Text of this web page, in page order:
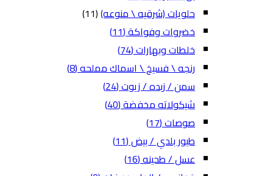
حلويات (شرقيه \ منوعه)(11)
خضروات وفواكة(11)
خلطات وبهارات(74)
رنجه \ فسيخ \ اسماك مملحه(8)
سمن / زبده / زيوت(24)
شيكولاته مخفضة(40)
صوصات(17)
طيور بلدي / بيض(11)
عسل / طحينه(16)